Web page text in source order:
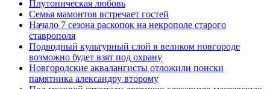
Плутоническая любовь
Семья мамонтов встречает гостей
Начало 7 сезона раскопок на некрополе старого
ставрополя
Подводный культурный слой в великом новгороде
возможно будет взят под охрану
Новгородские аквалангисты отложили поиски
памятника александру второму